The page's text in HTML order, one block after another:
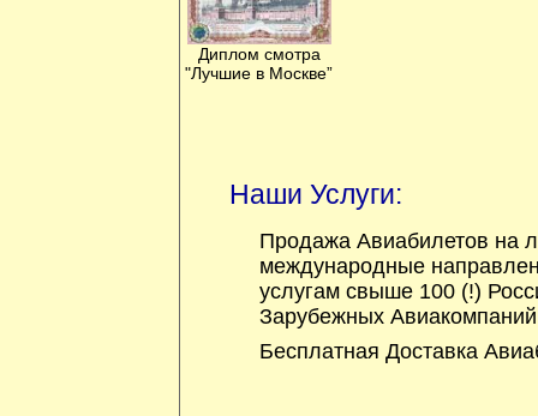
Диплом смотра
"Лучшие в Москве”
Наши Услуги:
Продажа Авиабилетов на
международные
услугам свыше 100 (!)
Зарубежных
Бесплатная Доставка